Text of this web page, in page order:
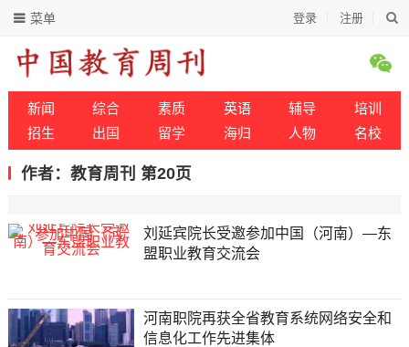
登录 注册
菜单
新闻 综合 素质 英语 辅导
培训
招生
出国 留学 海归 人物 名校
作者：教育周刊 第20页
刘延宾院长受邀参加中国（河南）—东
盟职业教育交流会
河南职院再获全省教育系统网络安全和
信息化工作先进集体